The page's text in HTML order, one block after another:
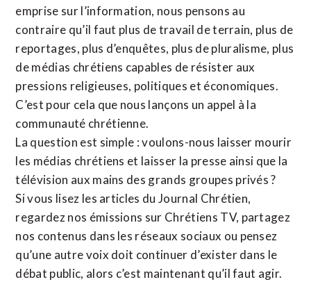
emprise sur l’information, nous pensons au
contraire qu’il faut plus de travail de terrain, plus de
reportages, plus d’enquêtes, plus de pluralisme, plus
de médias chrétiens capables de résister aux
pressions religieuses, politiques et économiques.
C’est pour cela que nous lançons un appel à la
communauté chrétienne.
La question est simple : voulons-nous laisser mourir
les médias chrétiens et laisser la presse ainsi que la
télévision aux mains des grands groupes privés ?
Si vous lisez les articles du Journal Chrétien,
regardez nos émissions sur Chrétiens TV, partagez
nos contenus dans les réseaux sociaux ou pensez
qu’une autre voix doit continuer d’exister dans le
débat public, alors c’est maintenant qu’il faut agir.